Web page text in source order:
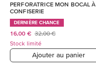
PERFORATRICE MON BOCAL À
CONFISERIE
DERNIÈRE CHANCE
16,00 € 32,00 €
Stock limité
Ajouter au panier